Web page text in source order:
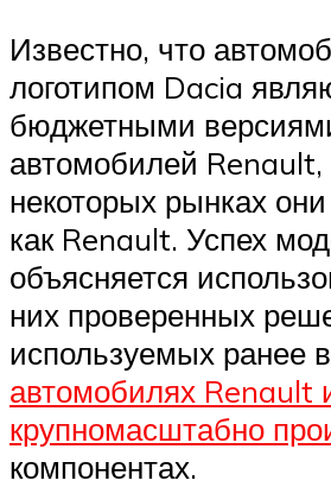
Известно, что
логотипом Dacia
бюджетными
автомобилей Renault,
некоторых рынках
как Renault. Успех
объясняется
них проверенных
используемых ранее в
автомобилях Renault
крупномасштабно
компонентах.